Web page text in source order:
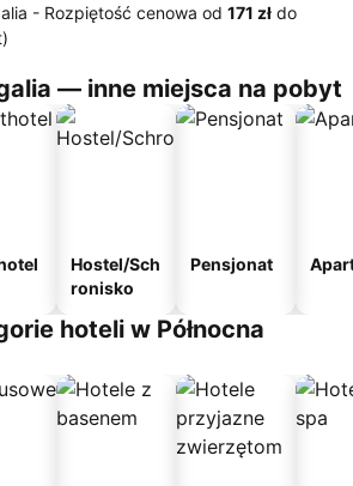
- Rozpiętość cenowa od ‎171 zł do
— inne miejsca na pobyt
Hostel/Sch
ronisko
Pensjonat
hoteli w Północna